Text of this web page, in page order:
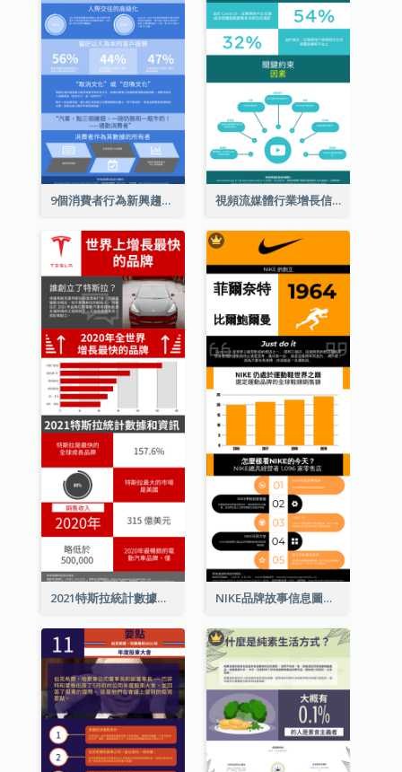
9個消費者行為新興趨勢信息圖表 視頻流媒體行業增長信息圖表
2021特斯拉統計數據和資訊信息圖表 NIKE品牌故事信息圖表